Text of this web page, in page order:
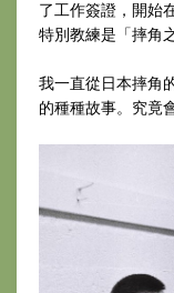
了工作簽證，開始
特別教練是「摔角
我一直從日本摔角
的種種故事。究竟